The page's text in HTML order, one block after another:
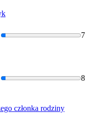
7
8
członka rodziny